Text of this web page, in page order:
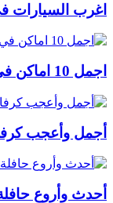
اغرب السيارات
اجمل 10 اماكن في العالم
أجمل وأعجب
أحدث وأروع